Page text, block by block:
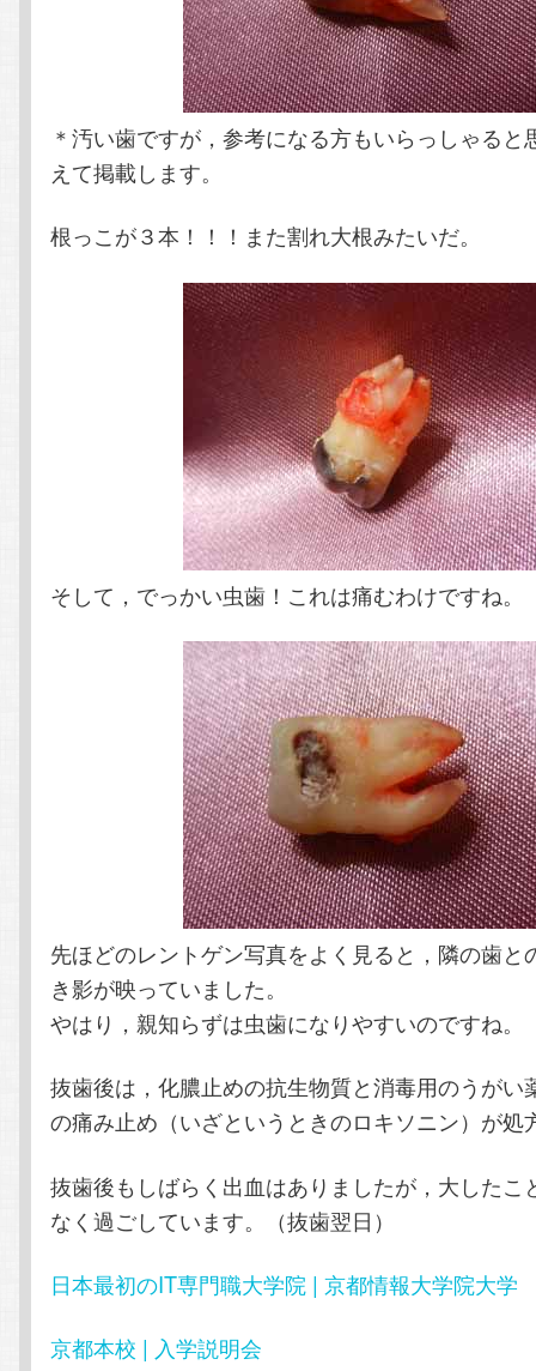
＊汚い歯ですが，参考になる方もいらっしゃると
えて掲載します。
根っこが３本！！！また割れ大根みたいだ。
そして，でっかい虫歯！これは痛むわけですね。
先ほどのレントゲン写真をよく見ると，隣の歯と
き影が映っていました。
やはり，親知らずは虫歯になりやすいのですね。
抜歯後は，化膿止めの抗生物質と消毒用のうがい
の痛み止め（いざというときのロキソニン）が処
抜歯後もしばらく出血はありましたが，大したこ
なく過ごしています。（抜歯翌日）
日本最初のIT専門職大学院 | 京都情報大学院大学
京都本校 | 入学説明会